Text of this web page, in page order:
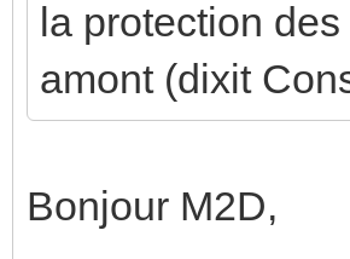
la protection
amont (dixit
Bonjour M2D,